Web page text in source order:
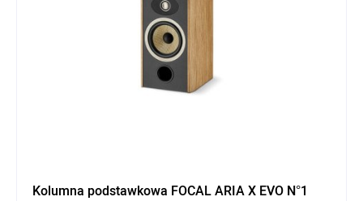
Kolumna podstawkowa FOCAL ARIA X EVO N°1